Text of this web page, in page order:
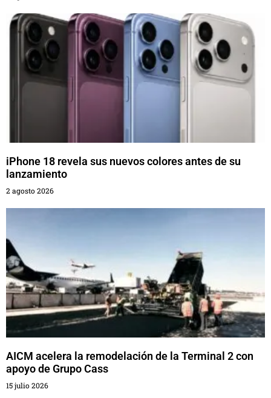
iPhone 18 revela sus nuevos colores antes de su
lanzamiento
2 agosto 2026
AICM acelera la remodelación de la Terminal 2 con
apoyo de Grupo Cass
15 julio 2026